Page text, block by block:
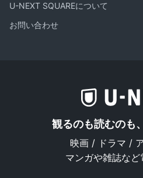
U-NEXT SQUAREについて
お問い合わせ
観るのも読むのも
映画 / ドラマ / ア
マンガや雑誌な